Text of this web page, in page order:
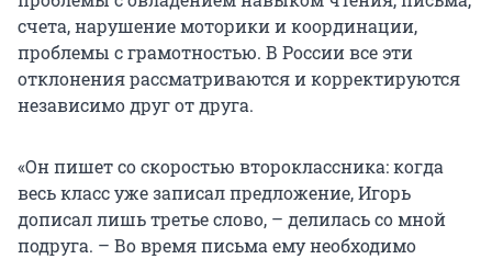
счета, нарушение моторики и координации,
проблемы с грамотностью. В России все эти
отклонения рассматриваются и корректируются
независимо друг от друга.
«Он пишет со скоростью второклассника: когда
весь класс уже записал предложение, Игорь
дописал лишь третье слово, – делилась со мной
подруга. – Во время письма ему необходимо